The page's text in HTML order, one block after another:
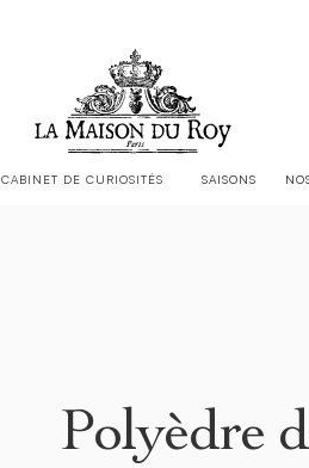
CABINET DE CURIOSITÉS SAISONS
Polyèdre